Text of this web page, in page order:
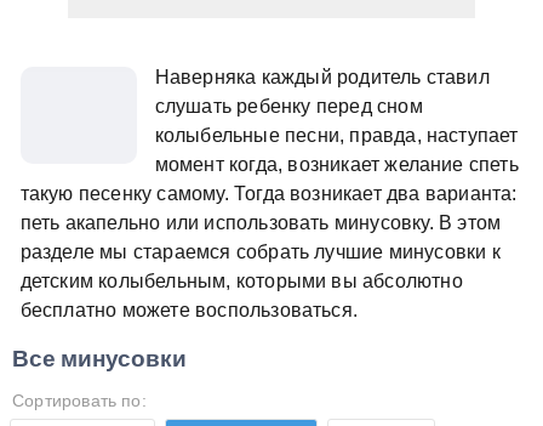
Наверняка каждый родитель ставил
слушать ребенку перед сном
колыбельные песни, правда, наступает
момент когда, возникает желание спеть
такую песенку самому. Тогда возникает два варианта:
петь акапельно или использовать минусовку. В этом
разделе мы стараемся собрать лучшие минусовки к
детским колыбельным, которыми вы абсолютно
бесплатно можете воспользоваться.
Все минусовки
Сортировать по: